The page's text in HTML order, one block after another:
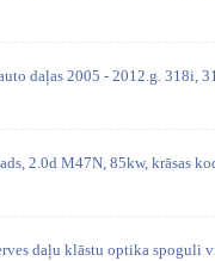
daļas 2005 - 2012.g. 318i,
2.0d M47N, 85kw, krāsas
daļu klāstu optika spoguli